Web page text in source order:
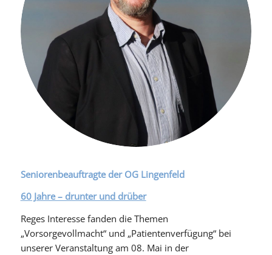
Seniorenbeauftragte der OG Lingenfeld
60 Jahre – drunter und drüber
Reges Interesse fanden die Themen
„Vorsorgevollmacht“ und „Patientenverfügung“ bei
unserer Veranstaltung am 08. Mai in der